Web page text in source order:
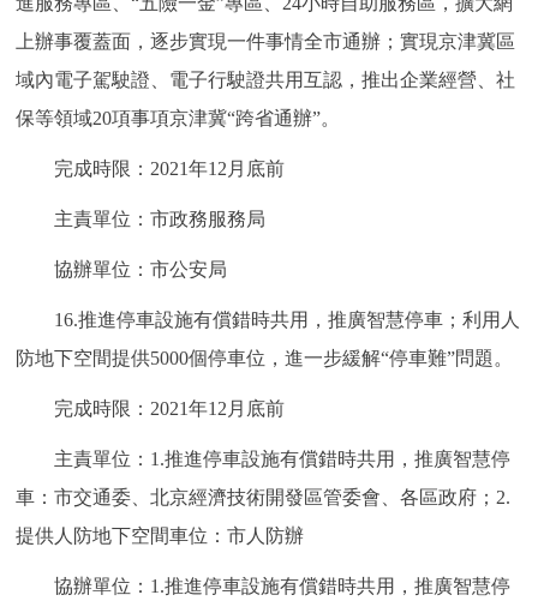
上辦事覆蓋面，逐步實現一件事情全市通辦；實現京津冀區
域內電子駕駛證、電子行駛證共用互認，推出企業經營、社
保等領域20項事項京津冀“跨省通辦”。
完成時限：2021年12月底前
主責單位：市政務服務局
協辦單位：市公安局
16.推進停車設施有償錯時共用，推廣智慧停車；利用人
防地下空間提供5000個停車位，進一步緩解“停車難”問題。
完成時限：2021年12月底前
主責單位：1.推進停車設施有償錯時共用，推廣智慧停
車：市交通委、北京經濟技術開發區管委會、各區政府；2.
提供人防地下空間車位：市人防辦
協辦單位：1.推進停車設施有償錯時共用，推廣智慧停